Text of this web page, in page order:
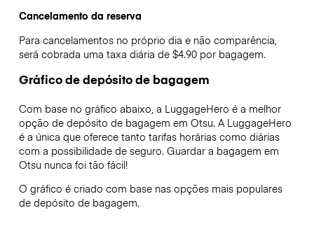
Cancelamento da reserva
Para cancelamentos no próprio dia e não comparência,
será cobrada uma taxa diária de $4.90 por bagagem.
Gráfico de depósito de bagagem
Com base no gráfico abaixo, a LuggageHero é a melhor
opção de depósito de bagagem em Otsu. A LuggageHero
é a única que oferece tanto tarifas horárias como diárias
com a possibilidade de seguro. Guardar a bagagem em
Otsu nunca foi tão fácil!
O gráfico é criado com base nas opções mais populares
de depósito de bagagem.